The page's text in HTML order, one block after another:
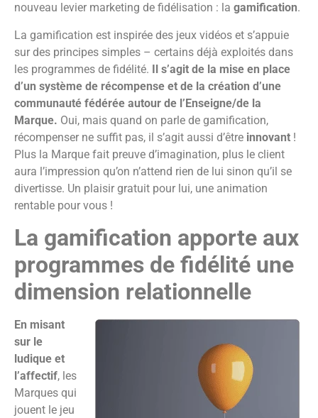
nouveau levier marketing de fidélisation : la gamification.
La gamification est inspirée des jeux vidéos et s’appuie
sur des principes simples – certains déjà exploités dans
les programmes de fidélité. Il s’agit de la mise en place
d’un système de récompense et de la création d’une
communauté fédérée autour de l’Enseigne/de la
Marque. Oui, mais quand on parle de gamification,
récompenser ne suffit pas, il s’agit aussi d’être innovant !
Plus la Marque fait preuve d’imagination, plus le client
aura l’impression qu’on n’attend rien de lui sinon qu’il se
divertisse. Un plaisir gratuit pour lui, une animation
rentable pour vous !
La gamification apporte aux
programmes de fidélité une
dimension relationnelle
En misant
sur le
ludique et
l’affectif, les
Marques qui
jouent le jeu